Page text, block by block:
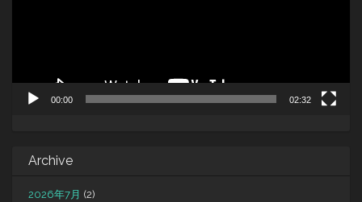
00:00 02:32
Archive
2026年7月 (2)